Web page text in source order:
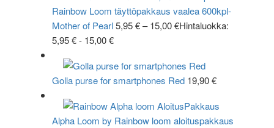
Rainbow Loom täyttöpakkaus vaalea 600kpl-
Mother of Pearl5,95€– 15,00€Hintaluokka:
5,95 € - 15,00 €
Golla purse for smartphones Red 19,90€
Alpha Loom by Rainbow loom aloituspakkaus